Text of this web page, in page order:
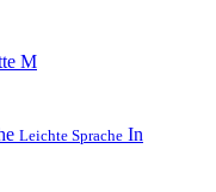
Leichte Sprache In